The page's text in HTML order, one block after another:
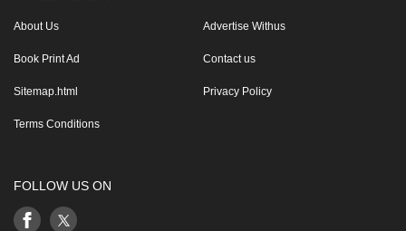
About Us Advertise Withus
Book Print Ad Contact us
Sitemap.html Privacy Policy
Terms Conditions
FOLLOW US ON